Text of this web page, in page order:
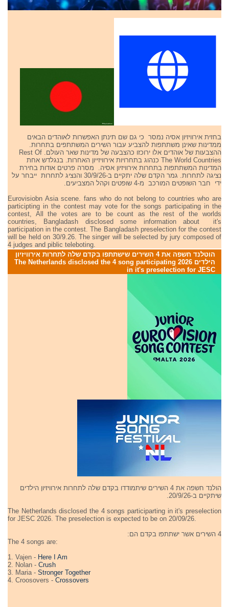
בחזית אירוויזיון אסיה נמסר כי גם שם תינתן האפשרות לאוהדים הבאים
ממדינות שאינן משתתפות להצביע עבור השירים המשתתפים בתחרות.
ההצבעות של אוהדים אלו ירוכזו כהצבעה של מדינות שאר העולם. Rest Of
The World Countries כנהוג בתחרויות אירוויזייון האחרות. בנגלדש אחת
המדינות המשתתפות בתחרות אירוויזיון אסיה. מסרה פרטים אודות בחירת
נציגה לתחרות. גמר הקדם שלה יתקיים ב-30/9/26 והנציג לתחרות ייבחר על
ידי חבר השופטים המורכב מ-4 שופטים וקהל המצביעים.
Eurovisiobn Asia scene. fans who do not belong to countries who are
participting in the contest may vote for the songs participating in the
contest, All the votes are to be count as the rest of the worlds
countries, Bangladash disclosed some information about it's
participation in the contest. The Bangladash preselection for the contest
will be held on 30/9.26. The singer will be selected by jury composed of
4 judges and piblic teleboting.
הוטלנד חשפה את 4 השירים שישתתפו בקדם שלה לתחרות אירוויזיון
הילדים 2026 The Netherlands disclosed the 4 song participating
in it's preselection for JESC
הולנד חשפה את 4 השירים שיתמודדו בקדם שלה לתחרות אירוויזיון הילדים
שיתקיים ב-20/9/26.
The Netherlands disclosed the 4 songs participarting in it's preselection
for JESC 2026. The preselection is expected to be on 20/09/26.
4 השירים אשר ישתתפו בקדם הם:
The 4 songs are:
1. Vajen - Here I Am
2. Nolan - Crush
3. Maria - Stronger Together
4. Croosovers - Crossovers